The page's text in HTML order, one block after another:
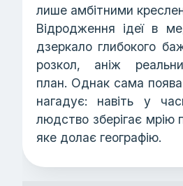
лише амбітними
Відродження ідеї в
дзеркало глибокого
розкол, аніж
план. Однак сама поява
нагадує: навіть у
людство зберігає мрію
яке долає географію.